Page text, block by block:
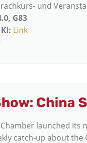
und
G83
Link
China
launched its
catch-up about the